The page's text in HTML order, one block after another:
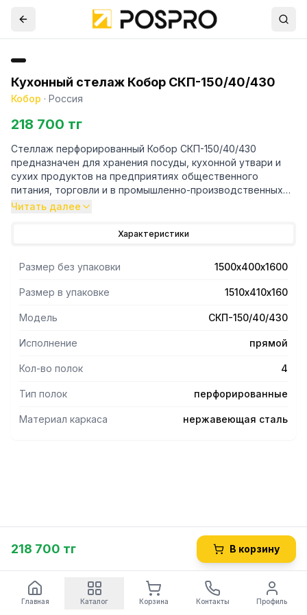
Кухонный стелаж Кобор СКП-150/40/430
Кобор · Россия
218 700 тг
Стеллаж перфорированный Кобор СКП-150/40/430
предназначен для хранения посуды, кухонной утвари и
сухих продуктов на предприятиях общественного
питания, торговли и в промышленно-производственных
помещениях.
- Каркас выполнен в виде уголка 40х40 мм из
стали AISI 430.
- Уникальная система крепления полок обеспечивает
жёсткость конструкции стеллажа.
- Ножки регулируются по высоте, что помогает избежать
- Опоры регуляторов высоты не подвержены коррозии во
- При необходимости конструкция может быть
Читать далее
Характеристики
Размер без упаковки 1500х400х1600
Размер в упаковке 1510х410х160
Модель СКП-150/40/430
Исполнение прямой
Кол-во полок 4
Тип полок перфорированные
Материал каркаса нержавеющая сталь
218 700 тг В корзину
Главная Каталог Корзина Контакты Профиль